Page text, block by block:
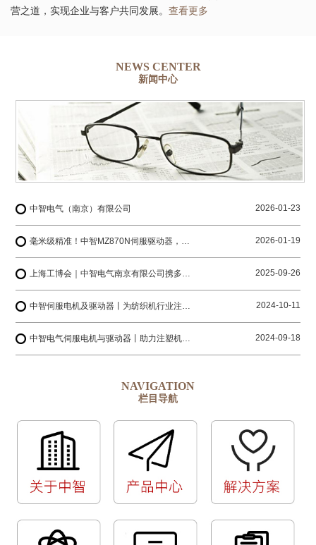
营之道，实现企业与客户共同发展。 查看更多
NEWS CENTER
新闻中心
中智电气（南京）有限公司 2026-01-23
毫米级精准！中智MZ870N伺服驱动器，解锁工业4.0智造密码 2026-01-19
上海工博会｜中智电气南京有限公司携多系列产品与您相约上海国家会展中心 2025-09-26
中智伺服电机及驱动器丨为纺织机行业注入创新动力 2024-10-11
中智电气伺服电机与驱动器丨助力注塑机生产厂家迈向更高水平 2024-09-18
NAVIGATION
栏目导航